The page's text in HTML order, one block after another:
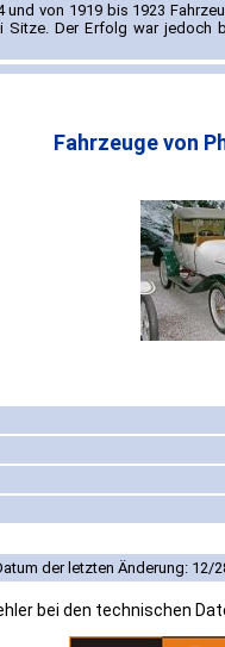
von 1919 bis 1923
Sitze. Der Erfolg war jedoch
Fahrzeuge von
der letzten Änderung: 12/
bei den technischen